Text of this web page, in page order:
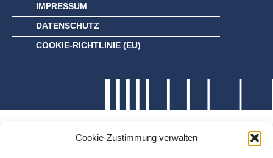
Cookie-Zustimmung verwalten
IMPRESSUM
DATENSCHUTZ
COOKIE-RICHTLINIE (EU)